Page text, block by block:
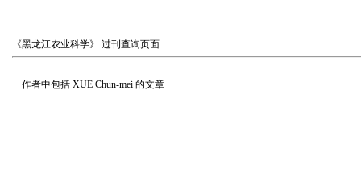
《黑龙江农业科学》 过刊查询页面
作者中包括 XUE Chun-mei 的文章